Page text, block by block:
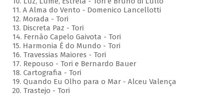
11. A Alma do Vento - Domenico Lancellotti
12. Morada - Tori
13. Discreta Paz - Tori
14. Fernão Capelo Gaivota - Tori
15. Harmonia É do Mundo - Tori
16. Travessias Maiores - Tori
17. Repouso - Tori e Bernardo Bauer
⁠18. Cartografia - Tori
19. Quando Eu Olho para o Mar - Alceu Valença
20. Trastejo - Tori